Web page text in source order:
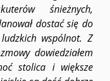
śnieżnych,
dostać się do
ludzkich wspólnot. Z
dowiedziałem
stolica i większe